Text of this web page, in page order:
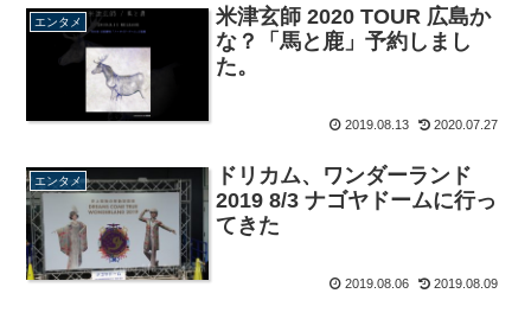
エンタメ
米津玄師 2020 TOUR 広島か
な？「馬と鹿」予約しまし
た。
2019.08.13 2020.07.27
エンタメ
ドリカム、ワンダーランド
2019 8/3 ナゴヤドームに行っ
てきた
2019.08.06 2019.08.09